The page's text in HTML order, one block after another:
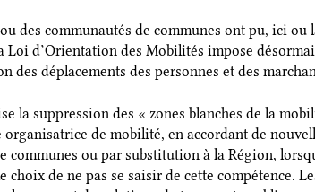
des communautés de communes ont pu, ici ou
Loi d’Orientation des Mobilités impose
des déplacements des personnes et des
la suppression des « zones blanches de la
de mobilité, en accordant de
communes ou par substitution à la Région,
choix de ne pas se saisir de cette compétence.